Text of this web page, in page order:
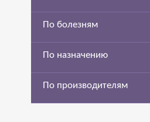
По болезням
По назначению
По производителям